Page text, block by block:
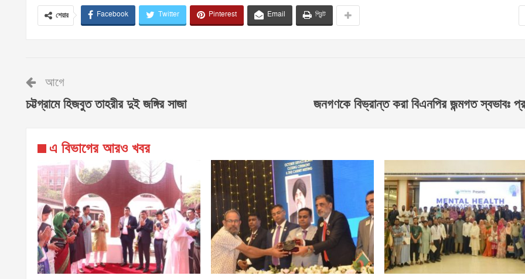
শেয়ার Facebook Twitter Pinterest Email প্রিন্ট
আগে
চট্টগ্রামে হিজবুত তাহরীর দুই জঙ্গির সাজা জনগণকে বিভ্রান্ত করা বিএনপির জন্মগত স্বভাবঃ
এ বিভাগের আরও খবর